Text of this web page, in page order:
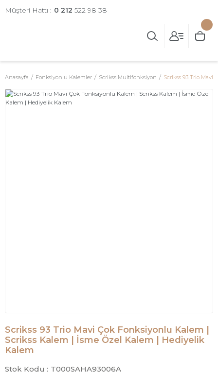
Müşteri Hattı : 0 212 522 98 38
Anasayfa Fonksiyonlu Kalemler Scrikss Multifonksiyon Scrikss 93 Trio Mavi
Scrikss 93 Trio Mavi Çok Fonksiyonlu Kalem |
Scrikss Kalem | İsme Özel Kalem | Hediyelik
Kalem
Stok Kodu : T000SAHA93006A